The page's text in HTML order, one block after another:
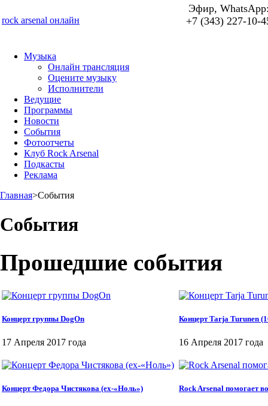
rock arsenal онлайн
Эфир,
+7 (343) 227-10-
Музыка
Онлайн трансляция
Оцените музыку
Исполнители
Ведущие
Программы
Новости
События
Фотоотчеты
Клуб Rock Arsenal
Подкасты
Реклама
Главная>События
События
Прошедшие события
Концерт группы DogOn
17 Апреля 2017 года
Концерт Tarja Turunen
16 Апреля 2017 года
Концерт Федора Чистякова (ex-«​Ноль») Rock Arsenal помогает